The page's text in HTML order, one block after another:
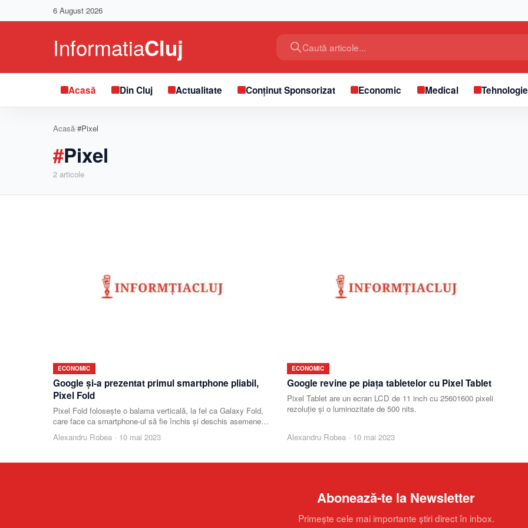
6 August 2026
Caută articole...
Acasă Din Cluj Actualitate Conținut Sponsorizat Economic Medical Tehnologie
Acasă/#Pixel
#Pixel
2articole
ECONOMIC
Google şi-a prezentat primul smartphone pliabil,
Pixel Fold
Pixel Fold foloseşte o balama verticală, la fel ca Galaxy Fold,
care face ca smartphone-ul să fie închis şi deschis asemenea
unei cărţi.
Alexandru Robea· 10 mai 2023
ECONOMIC
Google revine pe piaţa tabletelor cu Pixel Tablet
Pixel Tablet are un ecran LCD de 11 inch cu 25601600 pixeli
rezoluţie şi o luminozitate de 500 nits.
Alexandru Robea· 10 mai 2023
Abonează-te la Newsletter
Primește cele mai importante știri direct în inbox.